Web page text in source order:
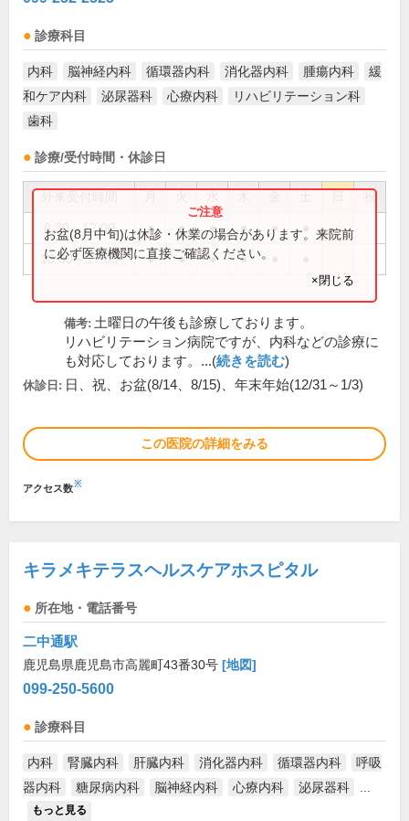
診療科目
内科 脳神経内科 循環器内科 消化器内科 腫瘍内科
緩
和ケア内科
泌尿器科 心療内科
リハビリテーション科
歯科
診療/受付時間・休診日
祝
8:30～12:00 ● ● ● ● ●
13:30～17:00 ● ● ● ●
お盆(8月中旬)は休診・休業の場合があります。来院前
に必ず医療機関に直接ご確認ください。
×閉じる
備考: 土曜日の午後も診療しております。
リハビリテーション病院ですが、内科などの診療に
も対応しております。...(続きを読む)
休診日: 日、祝、お盆(8/14、8/15)、年末年始(12/31～1/3)
この医院の詳細をみる
アクセス数※
キラメキテラスヘルスケアホスピタル
所在地・電話番号
二中通駅
鹿児島県鹿児島市高麗町43番30号 [地図]
099-250-5600
診療科目
内科 腎臓内科 肝臓内科 消化器内科 循環器内科
呼吸
器内科
糖尿病内科 脳神経内科 心療内科 泌尿器科
もっと見る